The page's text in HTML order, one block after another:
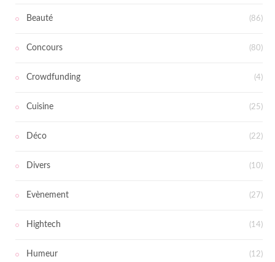
Beauté (86)
Concours (80)
Crowdfunding (4)
Cuisine (25)
Déco (22)
Divers (10)
Evènement (27)
Hightech (14)
Humeur (12)